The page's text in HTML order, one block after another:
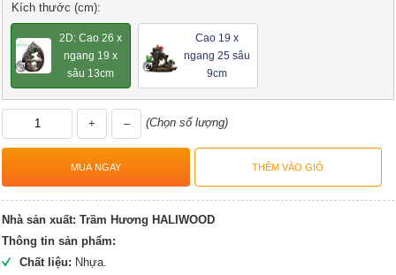
Kích thước (cm):
2D: Cao 26 x
ngang 19 x
sâu 13cm
Cao 19 x
ngang 25 sâu
9cm
+ – (Chọn số lượng)
Nhà sản xuất: Trầm Hương HALIWOOD
Thông tin sản phẩm:
Chất liệu: Nhựa.